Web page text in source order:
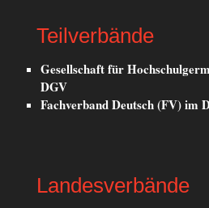
Teilverbände
Gesellschaft für
DGV
Fachverband Deutsch (FV) im
Landesverbände